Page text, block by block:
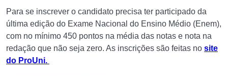
Para se inscrever o candidato precisa ter participado da
última edição do Exame Nacional do Ensino Médio (Enem),
com no mínimo 450 pontos na média das notas e nota na
redação que não seja zero. As inscrições são feitas no site
do ProUni.